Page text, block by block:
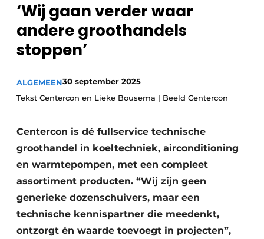
Meest gelezen
Nieuwsbrief
Podcasts
Vacature aanmelden
Video’s
‘Wij gaan verder waar
andere groothandels
stoppen’
ALGEMEEN30 september 2025
Tekst Centercon en Lieke Bousema | Beeld Centercon
Centercon is dé fullservice technische
groothandel in koeltechniek, airconditioning
en warmtepompen, met een compleet
assortiment producten. “Wij zijn geen
generieke dozenschuivers, maar een
technische kennispartner die meedenkt,
ontzorgt én waarde toevoegt in projecten”,